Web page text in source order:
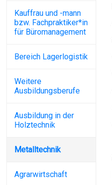
Kauffrau und -mann
bzw. Fachpraktiker*in
für Büromanagement
Bereich Lagerlogistik
Weitere
Ausbildungsberufe
Ausbildung in der
Holztechnik
Metalltechnik
Agrarwirtschaft